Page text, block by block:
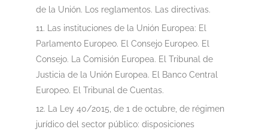
de la Unión. Los reglamentos. Las directivas.
Las instituciones de la Unión Europea: El
Parlamento Europeo. El Consejo Europeo. El
Consejo. La Comisión Europea. El Tribunal de
Justicia de la Unión Europea. El Banco Central
Europeo. El Tribunal de Cuentas.
La Ley 40/2015, de 1 de octubre, de régimen
jurídico del sector público: disposiciones